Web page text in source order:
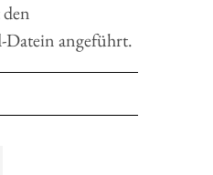
Datein angeführt.